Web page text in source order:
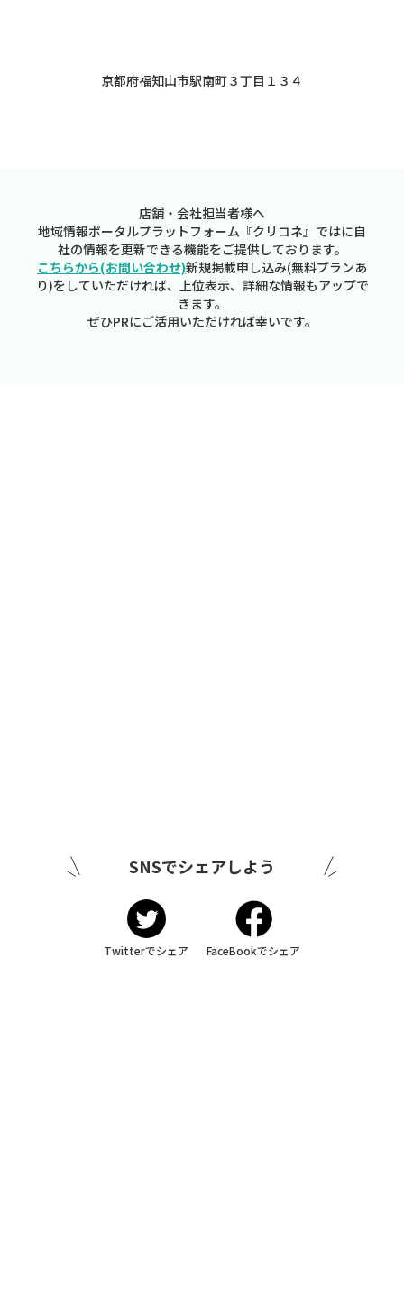
京都府福知山市駅南町３丁目１３４
店舗・会社担当者様へ
地域情報ポータルプラットフォーム『クリコネ』ではに自
社の情報を更新できる機能をご提供しております。
こちらから(お問い合わせ)新規掲載申し込み(無料プランあ
り)をしていただければ、上位表示、詳細な情報もアップで
きます。
ぜひPRにご活用いただければ幸いです。
SNSでシェアしよう
Twitterでシェア FaceBookでシェア